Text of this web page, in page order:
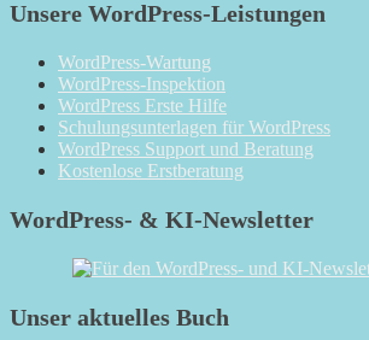
Unsere WordPress-Leistungen
WordPress-Wartung
WordPress-Inspektion
WordPress Erste Hilfe
Schulungsunterlagen für WordPress
WordPress Support und Beratung
Kostenlose Erstberatung
WordPress- & KI-Newsletter
Unser aktuelles Buch